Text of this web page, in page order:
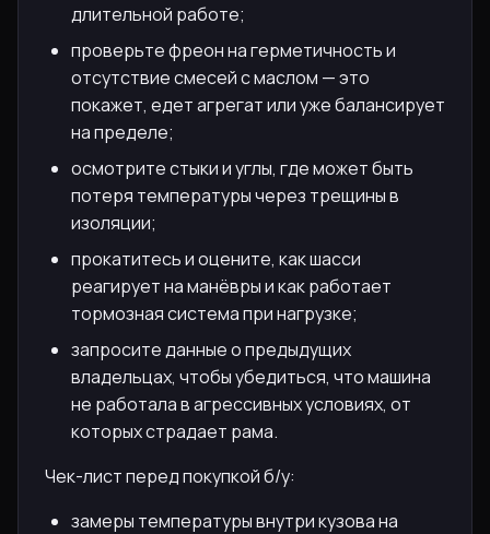
длительной работе;
проверьте фреон на герметичность и
отсутствие смесей с маслом — это
покажет, едет агрегат или уже балансирует
на пределе;
осмотрите стыки и углы, где может быть
потеря температуры через трещины в
изоляции;
прокатитесь и оцените, как шасси
реагирует на манёвры и как работает
тормозная система при нагрузке;
запросите данные о предыдущих
владельцах, чтобы убедиться, что машина
не работала в агрессивных условиях, от
которых страдает рама.
Чек-лист перед покупкой б/у:
замеры температуры внутри кузова на